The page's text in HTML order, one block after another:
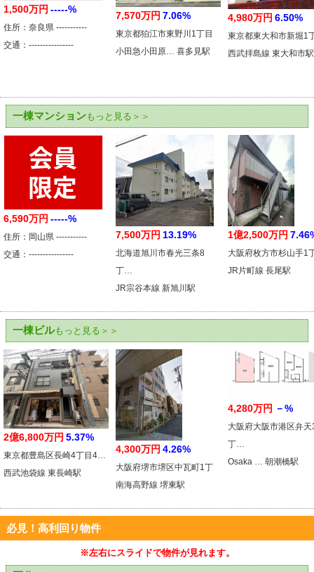
1,500万円 -----%
住所：奈良県 -----------
交通：----------------
7,570万円 7.06%
東京都狛江市東野川1丁目
小田急小田原… 喜多見駅
4,980万円 6.50%
東京都東大和市新堀1
西武拝島線 東大和市駅
一棟マンションもっと見る＞＞
6,590万円 -----%
住所：岡山県 -----------
交通：----------------
7,500万円 13.19%
北海道旭川市春光三条8
丁…
JR宗谷本線 新旭川駅
1億2,500万円
大阪府枚方市杉山手1
JR片町線 長尾駅
一棟ビルもっと見る＞＞
2億6,800万円 5.37%
東京都豊島区長崎4丁目4…
西武池袋線 東長崎駅
4,300万円 4.26%
大阪府堺市堺区中瓦町1丁
南海高野線 堺東駅
4,280万円 －%
大阪府大阪市港区弁天
丁…
Osaka … 朝潮橋駅
必見！高利回り物件
※左右にスライドで物件が見れます。